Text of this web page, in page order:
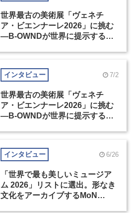
世界最古の美術展「ヴェネチ
ア・ビエンナーレ2026」に挑む
―B-OWNDが世界に提示する美
インタビュー 7/2
世界最古の美術展「ヴェネチ
ア・ビエンナーレ2026」に挑む
―B-OWNDが世界に提示する美
インタビュー 6/26
「世界で最も美しいミュージア
ム 2026」リストに選出。形なき
文化をアーカイブするMoN